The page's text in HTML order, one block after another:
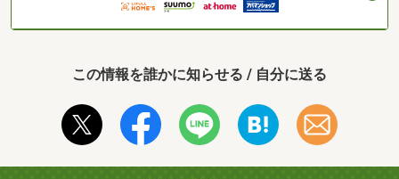
この情報を誰かに知らせる / 自分に送る